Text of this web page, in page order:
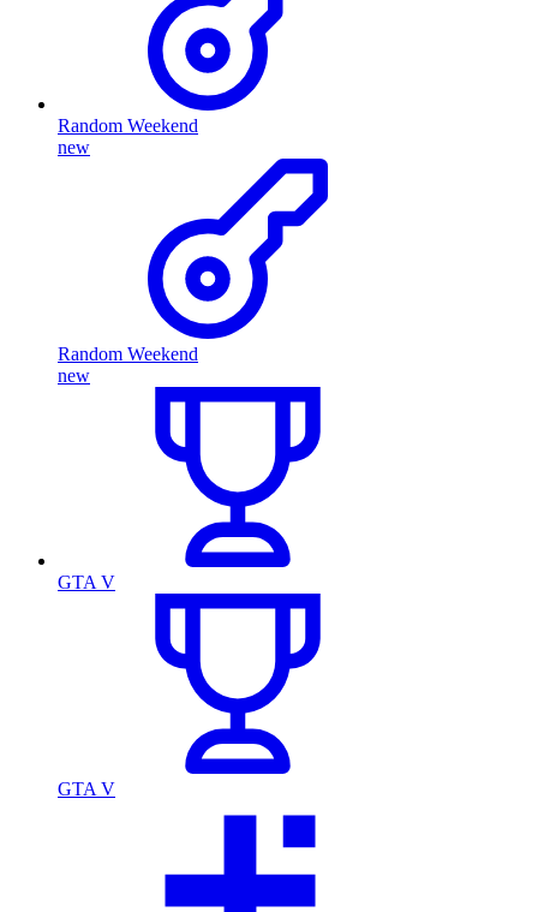
Random Weekend
new
Random Weekend
new
GTA V
GTA V